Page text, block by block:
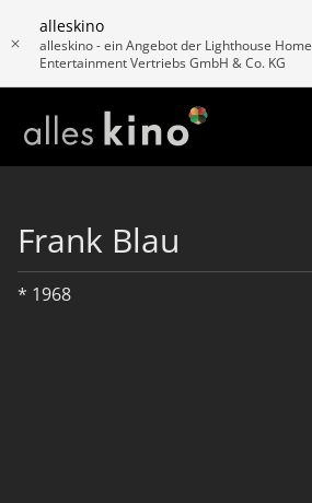
alleskino
alleskino - ein Angebot der Lighthouse Home
Entertainment Vertriebs GmbH & Co. KG
Frank Blau
* 1968